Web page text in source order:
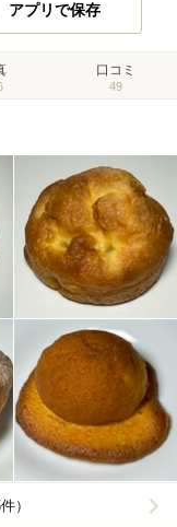
アプリで保存
口コミ
49
）